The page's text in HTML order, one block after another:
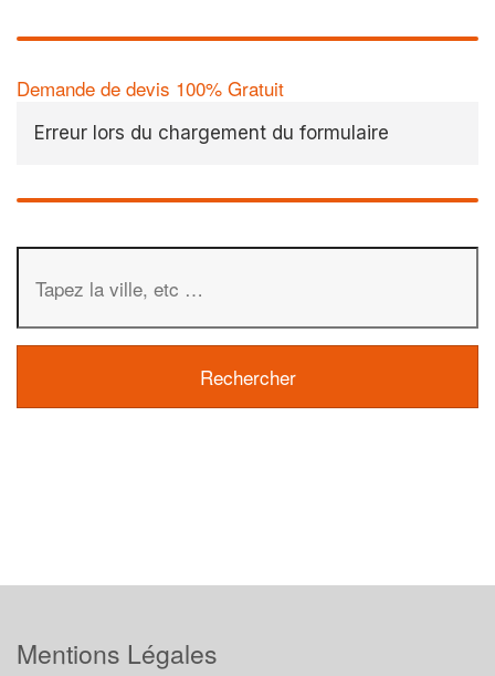
Demande de devis 100% Gratuit
Erreur lors du chargement du formulaire
Mentions Légales